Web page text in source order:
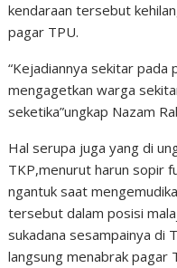
kendaraan tersebut
pagar TPU.
“Kejadiannya sekitar
mengagetkan warga
seketika”ungkap Nazam
Hal serupa juga yang di
TKP,menurut harun sopir
ngantuk saat
tersebut dalam posisi
sukadana sesampainya di
langsung menabrak pagar